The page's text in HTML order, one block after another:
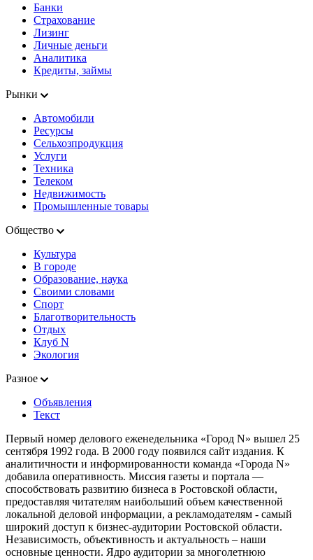
Банки
Страхование
Лизинг
Личные деньги
Аналитика
Кредиты, займы
Рынки
Автомобили
Ресурсы
Сельхозпродукция
Услуги
Техника
Телеком
Недвижимость
Промышленные товары
Общество
Культура
В городе
Образование, наука
Своими словами
Спорт
Благотворительность
Отдых
Клуб N
Экология
Разное
Объявления
Текст
Первый номер делового еженедельника «Город N» вышел 25
сентября 1992 года. В 2000 году появился сайт издания. К
аналитичности и информированности команда «Города N»
добавила оперативность. Миссия газеты и портала —
способствовать развитию бизнеса в Ростовской области,
предоставляя читателям наибольший объем качественной
локальной деловой информации, а рекламодателям - самый
широкий доступ к бизнес-аудитории Ростовской области.
Независимость, объективность и актуальность – наши
основные ценности. Ядро аудитории за многолетнюю